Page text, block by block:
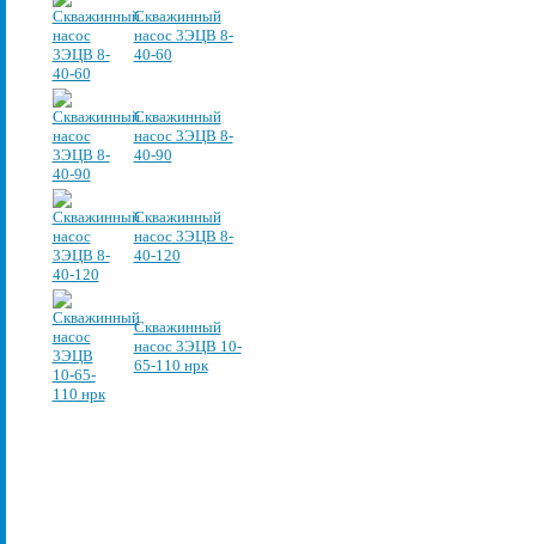
Скважинный
насос 3ЭЦВ 8-
40-60
Скважинный
насос 3ЭЦВ 8-
40-90
Скважинный
насос 3ЭЦВ 8-
40-120
Скважинный
насос 3ЭЦВ 10-
65-110 нрк